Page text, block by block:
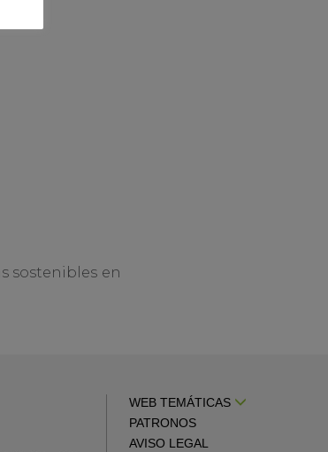
sostenibles en
WEB TEMÁTICAS
PATRONOS
AVISO LEGAL